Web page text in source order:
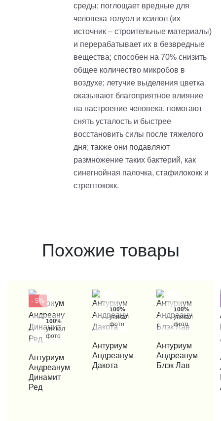
среды; поглощает вредные для
человека толуол и ксилол (их
источник – строительные материалы)
и перерабатывает их в безвредные
вещества; способен на 70% снизить
общее количество микробов в
воздухе; летучие выделения цветка
оказывают благоприятное влияние
на настроение человека, помогают
снять усталость и быстрее
восстановить силы после тяжелого
дня; также они подавляют
размножение таких бактерий, как
синегнойная палочка, стафилококк и
стрептококк.
Похожие товары
- 5%
100%
уникальные
фото
КУПИТЬ В 1 КЛИК
Антуриум
Андреанум
Динамит
Ред
100%
уникальные
фото
КУПИТЬ В 1 КЛИК
Антуриум
Андреанум
Дакота
100%
уникальные
фото
КУПИТЬ В 1 КЛИК
Антуриум
Андреанум
Блэк Лав